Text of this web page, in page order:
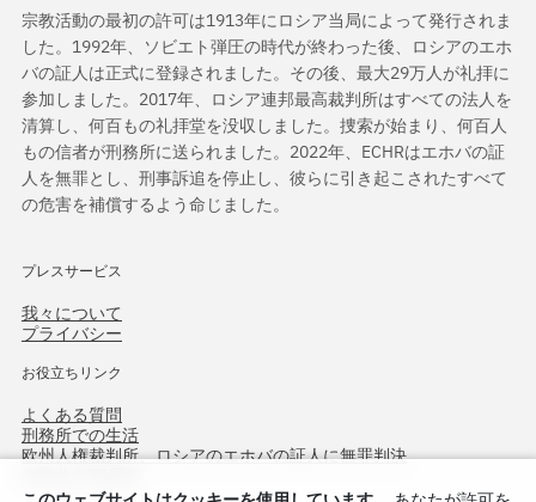
宗教活動の最初の許可は1913年にロシア当局によって発行されま
した。1992年、ソビエト弾圧の時代が終わった後、ロシアのエホ
バの証人は正式に登録されました。その後、最大29万人が礼拝に
参加しました。2017年、ロシア連邦最高裁判所はすべての法人を
清算し、何百もの礼拝堂を没収しました。捜索が始まり、何百人
もの信者が刑務所に送られました。2022年、ECHRはエホバの証
人を無罪とし、刑事訴追を停止し、彼らに引き起こされたすべて
の危害を補償するよう命じました。
プレスサービス
我々について
プライバシー
お役立ちリンク
よくある質問
刑務所での生活
欧州人権裁判所、ロシアのエホバの証人に無罪判決